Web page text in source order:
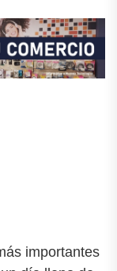
importantes